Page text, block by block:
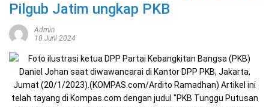
Pilgub Jatim ungkap PKB
Admin
10 Juni 2024